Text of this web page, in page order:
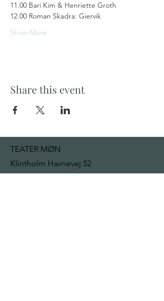
11.00 Bari Kim & Henriette Groth
12.00 Roman Skadra: Giervik
Show More
Share this event
TEATER MØN
Klintholm Havnevej 52